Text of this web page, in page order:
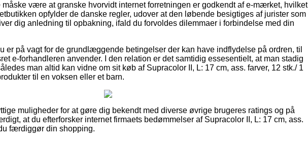
måske være at granske hvorvidt internet forretningen er godkendt af e-mærket, hvilket
opfylder de danske regler, udover at den løbende besigtiges af jurister som
dig anledning til opbakning, ifald du forvoldes dilemmaer i forbindelse med din
er på vagt for de grundlæggende betingelser der kan have indflydelse på ordren, til
e-forhandleren anvender. I den relation er det samtidig essesentielt, at man stadig
man altid kan vidne om sit køb af Supracolor II, L: 17 cm, ass. farver, 12 stk./ 1
til en voksen eller et barn.
muligheder for at gøre dig bekendt med diverse øvrige brugeres ratings og på
at du efterforsker internet firmaets bedømmelser af Supracolor II, L: 17 cm, ass.
færdiggør din shopping.